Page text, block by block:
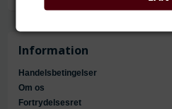
Information
Handelsbetingelser
Om os
Fortrydelsesret